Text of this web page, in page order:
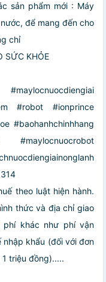
sản phẩm mới : Máy
để mang đến cho
chỉ
SỨC KHỎE
#robot #ionprince
#baohanhchinhhang
#maylocnuocrobot
theo luật hiện hành.
thức và địa chỉ giao
khác như phí vận
khẩu (đối với đơn
triệu đồng).....